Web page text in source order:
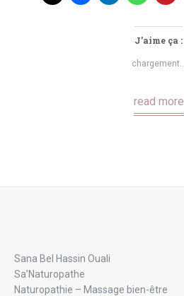
J’aime ça :
chargement…
read more
Sana Bel Hassin Ouali
Sa’Naturopathe
Naturopathie – Massage bien-être